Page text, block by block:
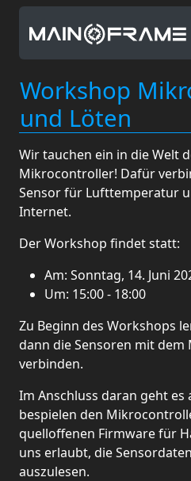
Workshop
und Löten
Wir tauchen ein in die Welt
Mikrocontroller! Dafür
Sensor für Lufttemperatur
Internet.
Der Workshop findet statt:
Am: Sonntag, 14. Juni
Um: 15:00 - 18:00
Zu Beginn des Workshops
dann die Sensoren mit
verbinden.
Im Anschluss daran geht es
bespielen den
quelloffenen Firmware für
uns erlaubt, die
auszulesen.